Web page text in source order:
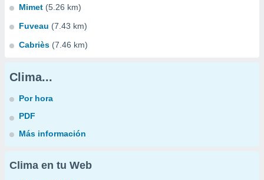
Mimet (5.26 km)
Fuveau (7.43 km)
Cabriès (7.46 km)
Clima...
Por hora
PDF
Más información
Clima en tu Web